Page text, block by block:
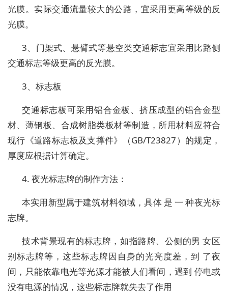
光膜。实际交通流量较大的公路，宜采用更高等级的反
光膜。
3、门架式、悬臂式等悬空类交通标志宜采用比路侧
交通标志等级更高的反光膜。
3、标志板
交通标志板可采用铝合金板、挤压成型的铝合金型
材、薄钢板、合成树脂类板材等制造，所用材料应符合
现行《道路标志板及支撑件》（GB/T23827）的规定，
厚度应根据计算确定。
4. 夜光标志牌的制作方法：
本实用新型属于建筑材料领域，具体 是 一 种夜光标
志牌。
技术背景现有的标志牌，如指路牌、公侧的男 女区
别标志牌等，这些标志牌因自身的光亮度差，到 了夜
间，只能依靠电光等光源才能被人们看间，遇到 停电或
没有电源的情况，这些标志牌就失去了作用